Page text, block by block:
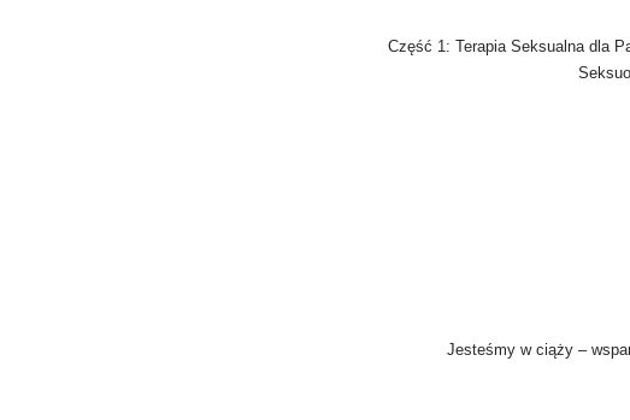
Część 1: Terapia Seksualna dla
Jesteśmy w ciąży –